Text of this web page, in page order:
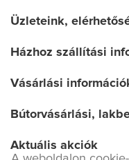
Üzleteink,
Házhoz szállítási
Vásárlási
Bútorvásárlási,
Aktuális akciók